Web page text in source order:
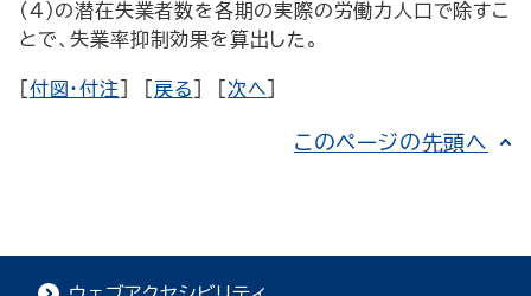
(4)の潜在失業者数を各期の実際の労働力人口で除すこ
とで、失業率抑制効果を算出した。
付図・付注 戻る 次へ
このページの先頭へ